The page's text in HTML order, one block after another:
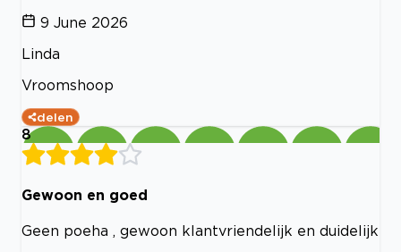
9 June 2026
Linda
Vroomshoop
delen
8
Gewoon en goed
Geen poeha , gewoon klantvriendelijk en duidelijk